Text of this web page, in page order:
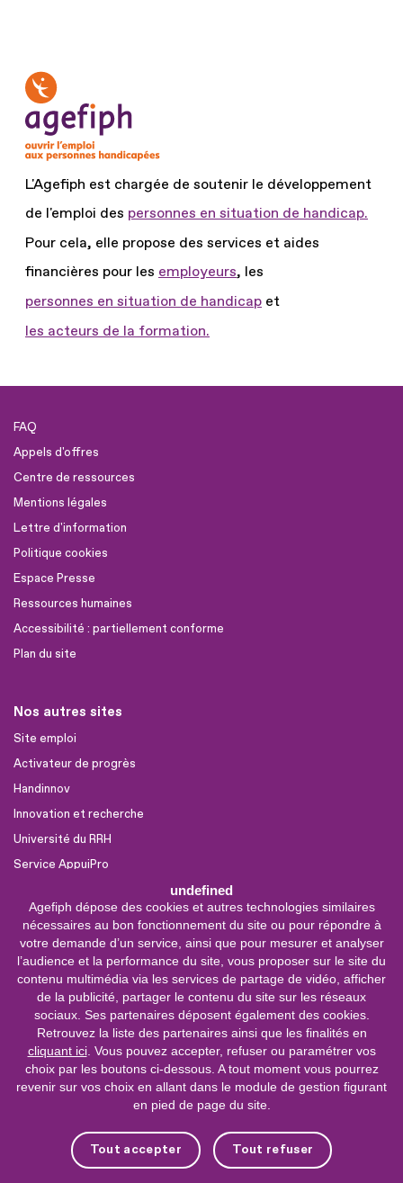
undefined
Agefiph dépose des cookies et autres technologies similaires
nécessaires au bon fonctionnement du site ou pour répondre à
votre demande d’un service, ainsi que pour mesurer et analyser
l’audience et la performance du site, vous proposer sur le site du
contenu multimédia via les services de partage de vidéo, afficher
de la publicité, partager le contenu du site sur les réseaux
sociaux. Ses partenaires déposent également des cookies.
Retrouvez la liste des partenaires ainsi que les finalités en
cliquant ici. Vous pouvez accepter, refuser ou paramétrer vos
choix par les boutons ci-dessous. A tout moment vous pourrez
revenir sur vos choix en allant dans le module de gestion figurant
en pied de page du site.
Tout accepter Tout refuser
L'Agefiph est chargée de soutenir le développement
de l'emploi des personnes en situation de handicap.
Pour cela, elle propose des services et aides
financières pour les employeurs, les
personnes en situation de handicap et
les acteurs de la formation.
FAQ
Appels d'offres
Centre de ressources
Mentions légales
Lettre d'information
Politique cookies
Espace Presse
Ressources humaines
Accessibilité : partiellement conforme
Plan du site
Nos autres sites
Site emploi
Activateur de progrès
Handinnov
Innovation et recherche
Université du RRH
Service AppuiPro
Nous suivre
Youtube
Linkedin
Facebook
0 800 11 10 09
Service &
appel gratuits
Nous contacter
Plateforme de mise en contact LSF